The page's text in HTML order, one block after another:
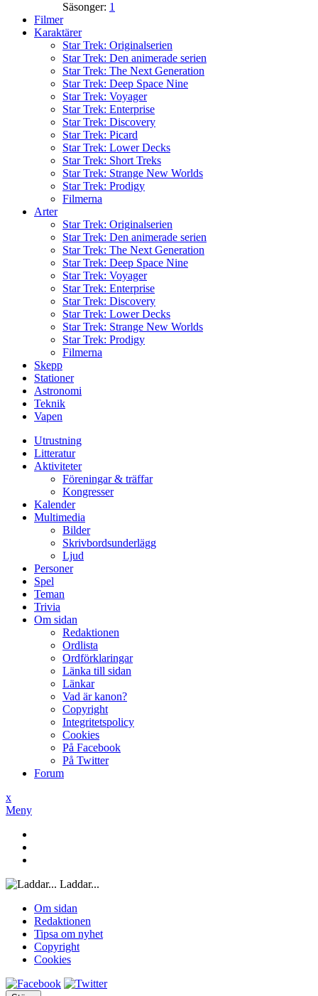
Säsonger: 1
Filmer
Karaktärer
Star Trek: Originalserien
Star Trek: Den animerade serien
Star Trek: The Next Generation
Star Trek: Deep Space Nine
Star Trek: Voyager
Star Trek: Enterprise
Star Trek: Discovery
Star Trek: Picard
Star Trek: Lower Decks
Star Trek: Short Treks
Star Trek: Strange New Worlds
Star Trek: Prodigy
Filmerna
Arter
Star Trek: Originalserien
Star Trek: Den animerade serien
Star Trek: The Next Generation
Star Trek: Deep Space Nine
Star Trek: Voyager
Star Trek: Enterprise
Star Trek: Discovery
Star Trek: Lower Decks
Star Trek: Strange New Worlds
Star Trek: Prodigy
Filmerna
Skepp
Stationer
Astronomi
Teknik
Vapen
Utrustning
Litteratur
Aktiviteter
Föreningar & träffar
Kongresser
Kalender
Multimedia
Bilder
Skrivbordsunderlägg
Ljud
Personer
Spel
Teman
Trivia
Om sidan
Redaktionen
Ordlista
Ordförklaringar
Länka till sidan
Länkar
Vad är kanon?
Copyright
Integritetspolicy
Cookies
På Facebook
På Twitter
Forum
x
Meny
Laddar...
Om sidan
Redaktionen
Tipsa om nyhet
Copyright
Cookies